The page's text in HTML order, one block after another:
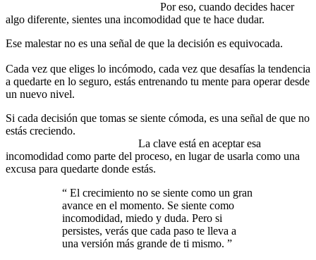
Por eso, cuando decides hacer
algo diferente, sientes una incomodidad que te hace dudar.
Ese malestar no es una señal de que la decisión es equivocada.
Cada vez que eliges lo incómodo, cada vez que desafías la tendencia
a quedarte en lo seguro, estás entrenando tu mente para operar desde
un nuevo nivel.
Si cada decisión que tomas se siente cómoda, es una señal de que no
estás creciendo.
La clave está en aceptar esa
incomodidad como parte del proceso, en lugar de usarla como una
excusa para quedarte donde estás.
“ El crecimiento no se siente como un gran
avance en el momento. Se siente como
incomodidad, miedo y duda. Pero si
persistes, verás que cada paso te lleva a
una versión más grande de ti mismo. ”